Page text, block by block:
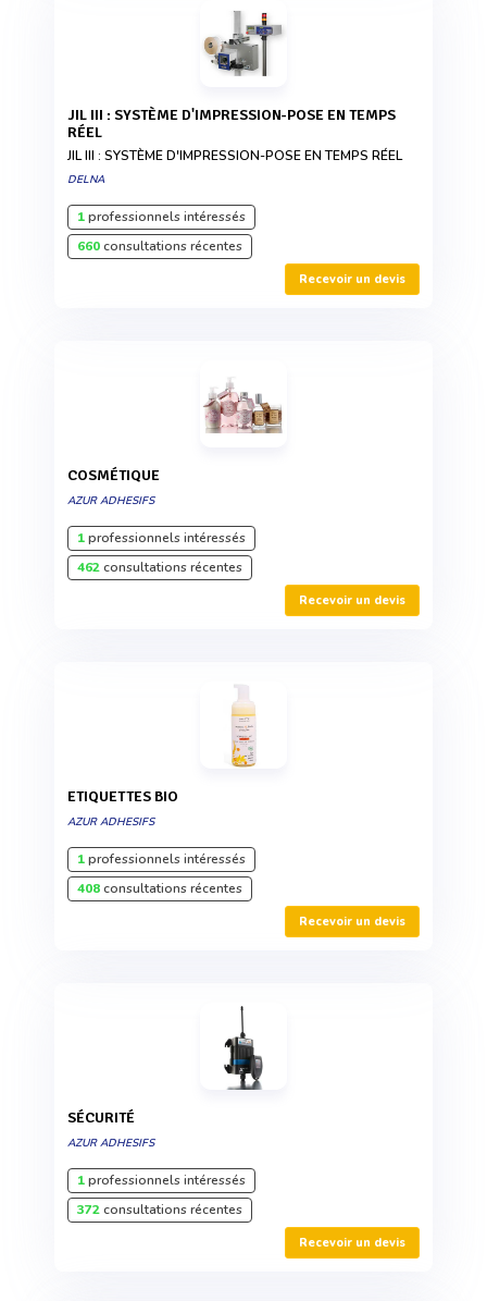
JIL III : SYSTÈME D'IMPRESSION-POSE EN TEMPS
RÉEL
JIL III : SYSTÈME D'IMPRESSION-POSE EN TEMPS RÉEL
DELNA
1professionnels intéressés
660consultations récentes
Recevoir un devis
COSMÉTIQUE
AZUR ADHESIFS
1professionnels intéressés
462consultations récentes
Recevoir un devis
ETIQUETTES BIO
AZUR ADHESIFS
1professionnels intéressés
408consultations récentes
Recevoir un devis
SÉCURITÉ
AZUR ADHESIFS
1professionnels intéressés
372consultations récentes
Recevoir un devis